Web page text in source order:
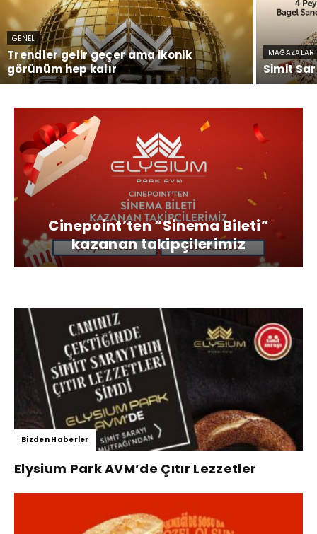
GENEL
Trendler gelir geçer ama ikonik
görünüm hep kalır
MAĞAZALAR
Simit
Cinepoint’ten “Sinema Bileti”
kazanan takipçilerimiz
Bizden Haberler
Elysium Park AVM’de Çıtır Lezzetler